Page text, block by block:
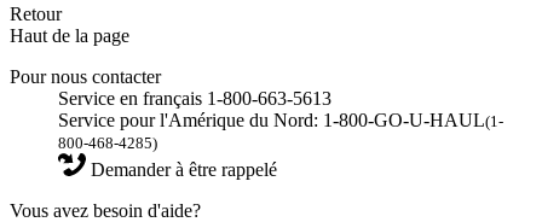
Retour
Haut de la page
Pour nous contacter
Service en français 1-800-663-5613
Service pour l'Amérique du Nord: 1-800-GO-U-HAUL(1-
800-468-4285)
Demander à être rappelé
Vous avez besoin d'aide?